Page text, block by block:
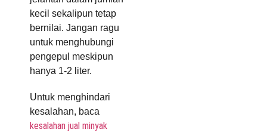
kecil sekalipun tetap
bernilai. Jangan ragu
untuk menghubungi
pengepul meskipun
hanya 1-2 liter.
Untuk menghindari
kesalahan, baca
kesalahan jual minyak